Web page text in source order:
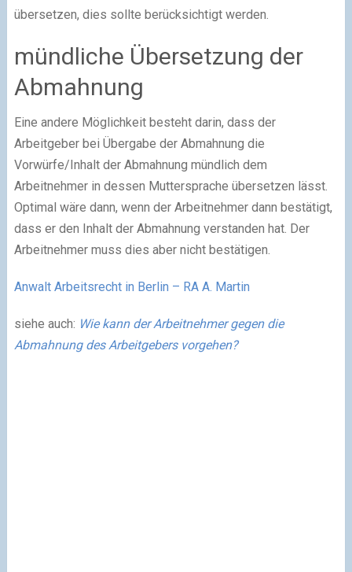
übersetzen, dies sollte berücksichtigt werden.
mündliche Übersetzung der
Abmahnung
Eine andere Möglichkeit besteht darin, dass der
Arbeitgeber bei Übergabe der Abmahnung die
Vorwürfe/Inhalt der Abmahnung mündlich dem
Arbeitnehmer in dessen Muttersprache übersetzen lässt.
Optimal wäre dann, wenn der Arbeitnehmer dann bestätigt,
dass er den Inhalt der Abmahnung verstanden hat. Der
Arbeitnehmer muss dies aber nicht bestätigen.
Anwalt Arbeitsrecht in Berlin – RA A. Martin
siehe auch: Wie kann der Arbeitnehmer gegen die
Abmahnung des Arbeitgebers vorgehen?